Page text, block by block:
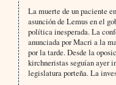
La muerte de un paciente
asunción de Lemus en el
política inesperada. La
anunciada por Macri a la
por la tarde. Desde la
kirchneristas seguían ayer
legislatura porteña. La